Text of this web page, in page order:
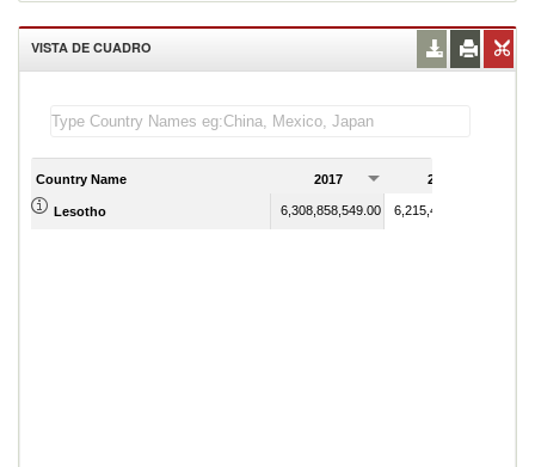
VISTA DE CUADRO
Country Name 2017 2018
Lesotho 6,308,858,549.00 6,215,447,498.00